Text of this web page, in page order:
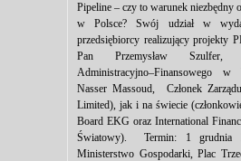
Pipeline – czy to warunek niezbędny
w Polsce? Swój udział w
przedsiębiorcy realizujący projekty
Pan Przemysław Szulfer,
Administracyjno–Finansowego
Nasser Massoud, Członek
Limited), jak i na świecie
Board EKG oraz International
Światowy). Termin: 1
Ministerstwo Gospodarki, Plac